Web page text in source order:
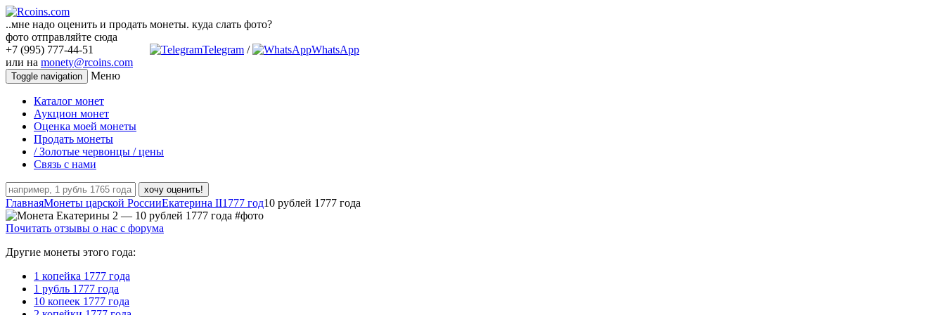
..мне надо оценить и продать монеты. куда слать фото?
фото отправляйте сюда
+7 (995) 777-44-51
Telegram /
WhatsApp
или на monety@rcoins.com
Toggle navigation Меню
Каталог монет
Аукцион монет
Оценка моей монеты
Продать монеты
/ Золотые червонцы / цены
Связь с нами
хочу оценить!
ГлавнаяМонеты царской РоссииЕкатерина II1777 год10 рублей 1777 года
Почитать отзывы о нас с форума
Другие монеты этого года:
1 копейка 1777 года
1 рубль 1777 года
10 копеек 1777 года